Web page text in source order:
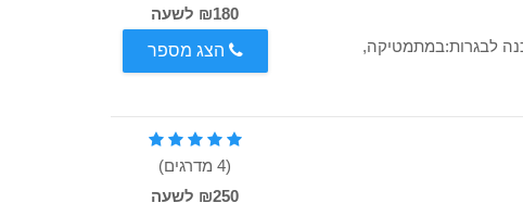
לבגרות:במתמטיקה,
₪180 לשעה
הצג מספר
(4 מדרגים)
₪250 לשעה